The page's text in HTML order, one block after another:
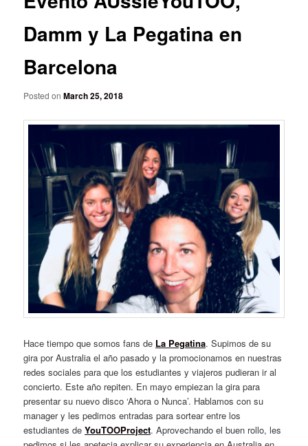
Damm y La Pegatina en
Barcelona
Posted onMarch 25, 2018
Hace tiempo que somos fans de La Pegatina. Supimos de su
gira por Australia el año pasado y la promocionamos en nuestras
redes sociales para que los estudiantes y viajeros pudieran ir al
concierto. Este año repiten. En mayo empiezan la gira para
presentar su nuevo disco ‘Ahora o Nunca’. Hablamos con su
manager y les pedimos entradas para sortear entre los
estudiantes deYouTOOProject. Aprovechando el buen rollo, les